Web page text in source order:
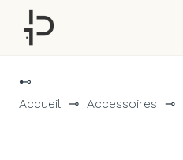
⊷
Accueil ⊸ Accessoires ⊸